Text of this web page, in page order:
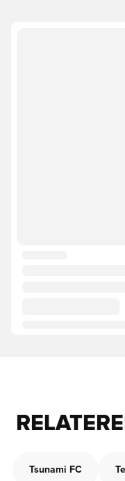
Tsunami FC